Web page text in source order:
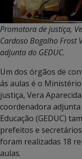
Promotora de justiça,
Cardoso Bogalho Frost
adjunta do GEDUC.
Um dos órgãos de
ás aulas é o
justiça, Vera
coordenadora adjunta
Educação (GEDUC)
prefeitos e
foram realizadas 18
aulas.